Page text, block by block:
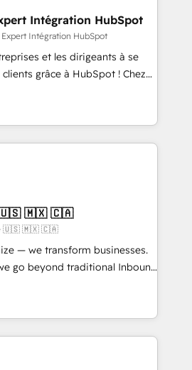
and with an experienced
with reputable companies in
manufacturing, SaaS and
prepare a customized
transformation, including a
with a focus on ROI and
journey that sets your
term success. Unlock your
when?
Intégration HubSpot
Intégration HubSpot
et les dirigeants à se
grâce à HubSpot ! Chez
l'intime conviction que la
passe par l’innovation web,
la relation client ! C'est
sont à la fois capables de
stratégie digitale et le pilotage
: 🧽 Nettoyage,
des bases de données. 🚀
avec vos logiciels
utilisateurs 🎓
🇺🇸 🇲🇽 🇨🇦
🇺🇸 🇲🇽 🇨🇦
— we transform businesses.
go beyond traditional Inbound
methodologies:
Together, they form a powerful
driven success for over 800
we